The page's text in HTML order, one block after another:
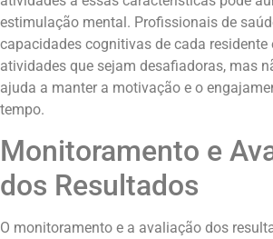
estimulação mental. Profissionais de
capacidades cognitivas de cada residente
atividades que sejam desafiadoras, mas
ajuda a manter a motivação e o
tempo.
Monitoramento e
dos Resultados
O monitoramento e a avaliação dos